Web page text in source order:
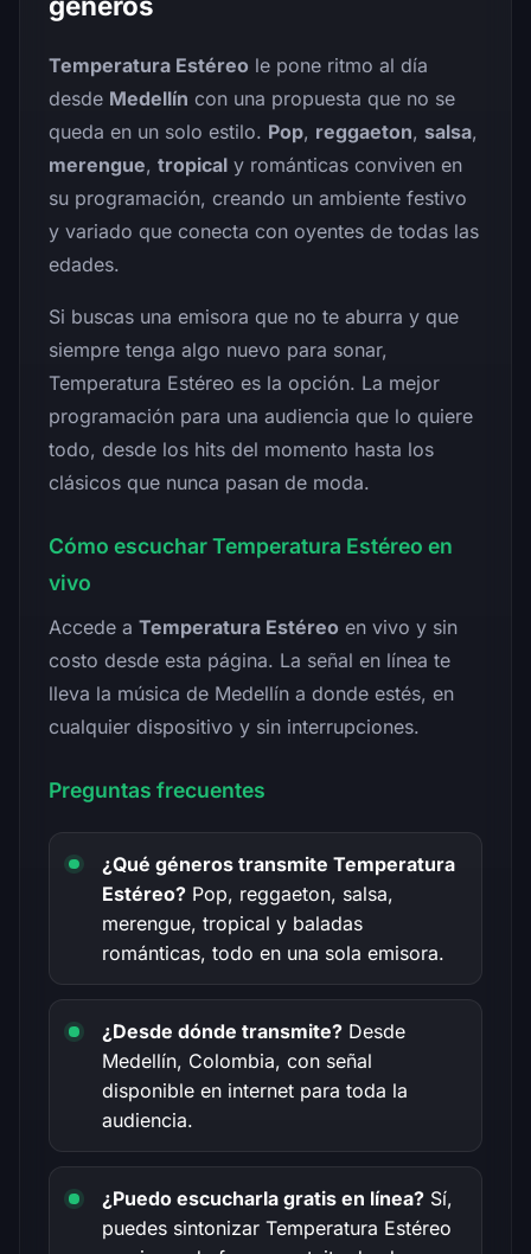
Temperatura Estéreo le pone ritmo al día
desde Medellín con una propuesta que no se
queda en un solo estilo. Pop, reggaeton, salsa,
merengue, tropical y románticas conviven en
su programación, creando un ambiente festivo
y variado que conecta con oyentes de todas las
edades.
Si buscas una emisora que no te aburra y que
siempre tenga algo nuevo para sonar,
Temperatura Estéreo es la opción. La mejor
programación para una audiencia que lo quiere
todo, desde los hits del momento hasta los
clásicos que nunca pasan de moda.
Cómo escuchar Temperatura Estéreo en
vivo
Accede a Temperatura Estéreo en vivo y sin
costo desde esta página. La señal en línea te
lleva la música de Medellín a donde estés, en
cualquier dispositivo y sin interrupciones.
Preguntas frecuentes
¿Qué géneros transmite Temperatura
Estéreo? Pop, reggaeton, salsa,
merengue, tropical y baladas
románticas, todo en una sola emisora.
¿Desde dónde transmite? Desde
Medellín, Colombia, con señal
disponible en internet para toda la
audiencia.
¿Puedo escucharla gratis en línea? Sí,
puedes sintonizar Temperatura Estéreo